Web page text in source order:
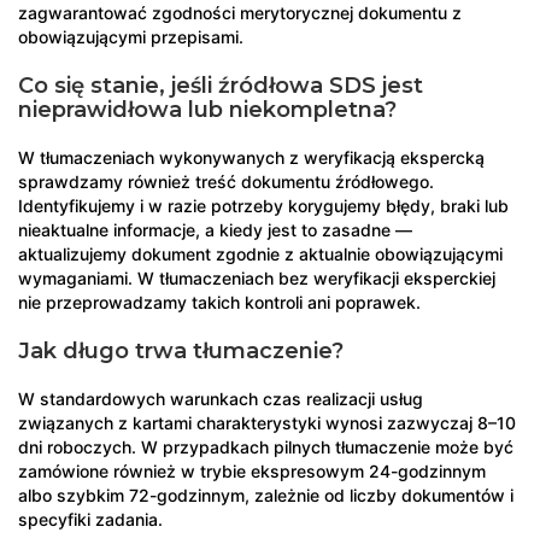
zagwarantować zgodności merytorycznej dokumentu z
obowiązującymi przepisami.
Co się stanie, jeśli źródłowa SDS jest
nieprawidłowa lub niekompletna?
W tłumaczeniach wykonywanych z weryfikacją ekspercką
sprawdzamy również treść dokumentu źródłowego.
Identyfikujemy i w razie potrzeby korygujemy błędy, braki lub
nieaktualne informacje, a kiedy jest to zasadne —
aktualizujemy dokument zgodnie z aktualnie obowiązującymi
wymaganiami. W tłumaczeniach bez weryfikacji eksperckiej
nie przeprowadzamy takich kontroli ani poprawek.
Jak długo trwa tłumaczenie?
W standardowych warunkach czas realizacji usług
związanych z kartami charakterystyki wynosi zazwyczaj 8–10
dni roboczych. W przypadkach pilnych tłumaczenie może być
zamówione również w trybie ekspresowym 24-godzinnym
albo szybkim 72-godzinnym, zależnie od liczby dokumentów i
specyfiki zadania.